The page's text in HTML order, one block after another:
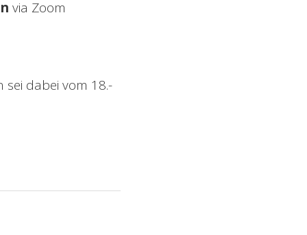
via Zoom
dabei vom 18.-